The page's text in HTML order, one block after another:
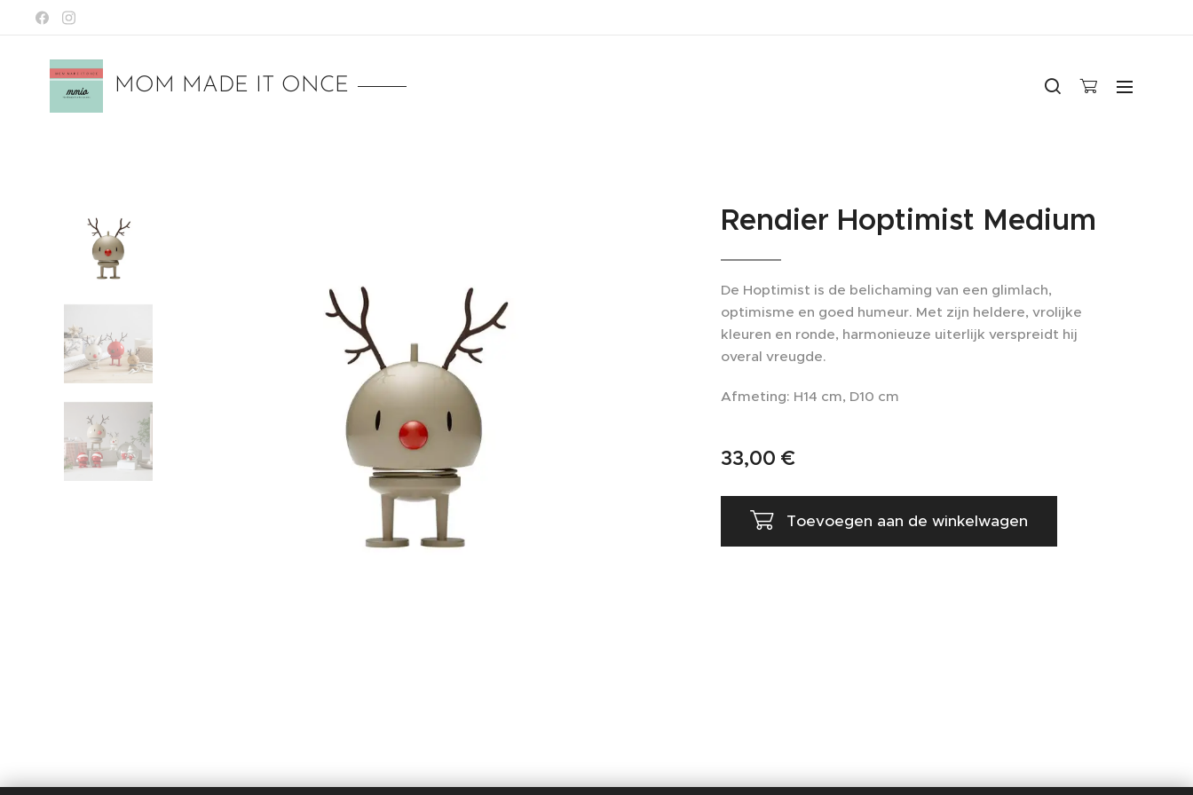
MOM MADE IT ONCE
Rendier Hoptimist Medium
De Hoptimist is de belichaming van een glimlach,
optimisme en goed humeur. Met zijn heldere, vrolijke
kleuren en ronde, harmonieuze uiterlijk verspreidt hij
overal vreugde.
Afmeting: H14 cm, D10 cm
33,00 €
Toevoegen aan de winkelwagen